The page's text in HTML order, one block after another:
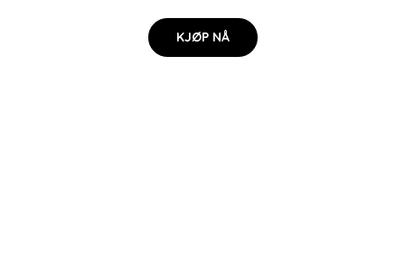
KJØP NÅ